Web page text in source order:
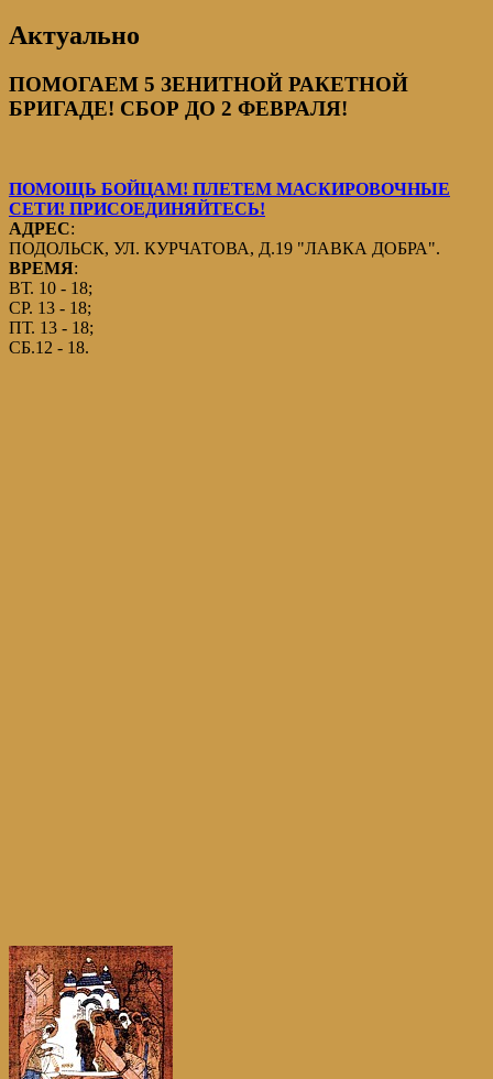
Актуально
ПОМОГАЕМ 5 ЗЕНИТНОЙ РАКЕТНОЙ
БРИГАДЕ! СБОР ДО 2 ФЕВРАЛЯ!
ПОМОЩЬ БОЙЦАМ! ПЛЕТЕМ МАСКИРОВОЧНЫЕ
СЕТИ! ПРИСОЕДИНЯЙТЕСЬ!
АДРЕС:
ПОДОЛЬСК, УЛ. КУРЧАТОВА, Д.19 "ЛАВКА ДОБРА".
ВРЕМЯ:
ВТ. 10 - 18;
СР. 13 - 18;
ПТ. 13 - 18;
СБ.12 - 18.